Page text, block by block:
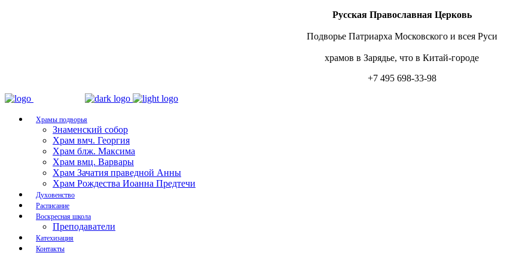
Русская Православная Церковь
Подворье Патриарха Московского и всея Руси
храмов в Зарядье, что в Китай-городе
+7 495 698-33-98
Храмы подворья
Знаменский собор
Храм вмч. Георгия
Храм блж. Максима
Храм вмц. Варвары
Храм Зачатия праведной Анны
Храм Рождества Иоанна Предтечи
Духовенство
Расписание
Воскресная школа
Преподаватели
Катехизация
Контакты